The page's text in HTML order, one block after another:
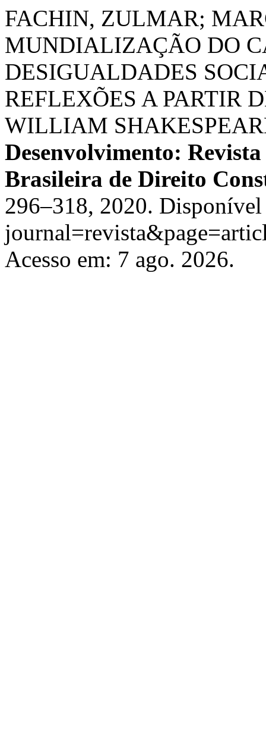
FACHIN, ZULMAR;
MUNDIALIZAÇÃO DO
DESIGUALDADES
REFLEXÕES A PARTIR
WILLIAM
Desenvolvimento:
Brasileira de Direito
296–318, 2020.
Acesso em: 7 ago. 2026.